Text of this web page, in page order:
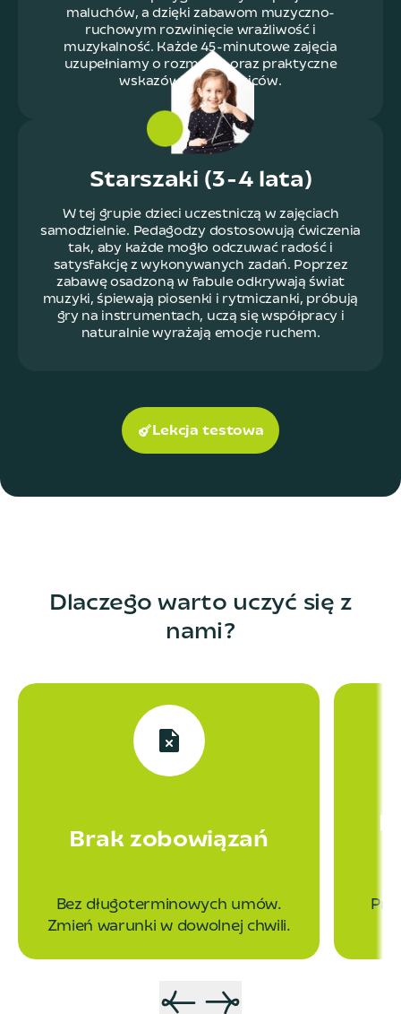
maluchów, a dzięki zabawom muzyczno-
ruchowym rozwinięcie wrażliwość i
muzykalność. Każde 45-minutowe zajęcia
uzupełniamy o rozmowę oraz praktyczne
wskazówki dla rodziców.
Starszaki (3-4 lata)
W tej grupie dzieci uczestniczą w zajęciach
samodzielnie. Pedagodzy dostosowują ćwiczenia
tak, aby każde mogło odczuwać radość i
satysfakcję z wykonywanych zadań. Poprzez
zabawę osadzoną w fabule odkrywają świat
muzyki, śpiewają piosenki i rytmiczanki, próbują
gry na instrumentach, uczą się współpracy i
naturalnie wyrażają emocje ruchem.
Lekcja testowa
Dlaczego warto uczyć się z
nami?
Brak zobowiązań
Bez długoterminowych umów.
Zmień warunki w dowolnej chwili.